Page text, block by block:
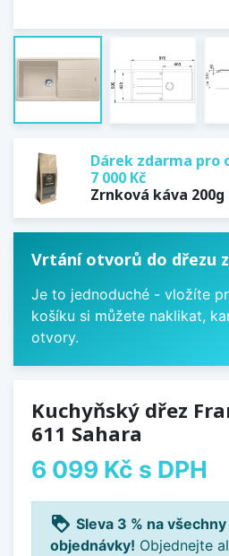
Dárek zdarma pro
7 000 Kč
Zrnková káva 200g
Vrtání otvorů do dřezu
Je to jednoduché - vložíte
košíku si můžete naklikat,
otvory.
Kuchyňský dřez
611 Sahara
6 099 Kč s DPH
loyalty Sleva 3 % na
objednávky! Objednejte